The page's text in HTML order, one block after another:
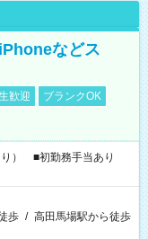
などス
歓迎
ブランクOK
） ■初勤務手当あり
歩 / 高田馬場駅から徒歩